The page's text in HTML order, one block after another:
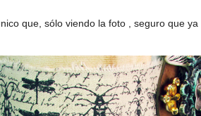
que, sólo viendo la foto , seguro que ya